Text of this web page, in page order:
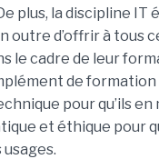
plus, la discipline IT
outre d’offrir à tous
le cadre de leur
de formation
pour qu’ils
et éthique pour